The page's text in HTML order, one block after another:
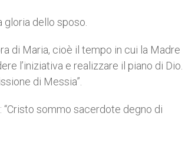
dello sposo.
di Maria, cioè il tempo in cui la Madre
l’iniziativa e realizzare il piano di Dio.
di Messia”.
sommo sacerdote degno di